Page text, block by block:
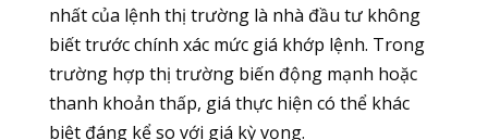
nhất của lệnh thị trường là nhà đầu tư không
biết trước chính xác mức giá khớp lệnh. Trong
trường hợp thị trường biến động mạnh hoặc
thanh khoản thấp, giá thực hiện có thể khác
biệt đáng kể so với giá kỳ vọng.